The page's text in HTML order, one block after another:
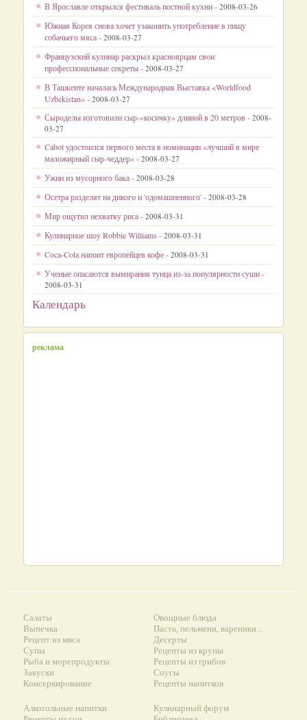
В Ярославле открылся фестиваль постной кухни - 2008-03-26
Южная Корея снова хочет узаконить употребление в пищу
собачьего мяса - 2008-03-27
Французский кулинар раскрыл красноярцам свои
профессиональные секреты - 2008-03-27
В Ташкенте началась Международная Выставка «Worldfood
Uzbekistan» - 2008-03-27
Сыроделы изготовили сыр-«косичку» длиной в 20 метров - 2008-
03-27
Cabot удостоился первого места в номинации «лучший в мире
маложирный сыр-чеддер» - 2008-03-27
Ужин из мусорного бака - 2008-03-28
Осетра разделят на дикого и 'одомашненного' - 2008-03-28
Мир ощутил нехватку риса - 2008-03-31
Кулинарное шоу Robbie Williams - 2008-03-31
Coca-Cola напоит европейцев кофе - 2008-03-31
Ученые опасаются вымирания тунца из-за популярности суши -
2008-03-31
Календарь
реклама
Салаты
Выпечка
Рецепт из мяса
Супы
Рыба и морепродукты
Закуски
Консервирование
Овощные блюда
Паста, пельмени, вареники...
Десерты
Рецепты из крупы
Рецепты из грибов
Соусы
Рецепты напитков
Алкогольные напитки
Кулинарный форум